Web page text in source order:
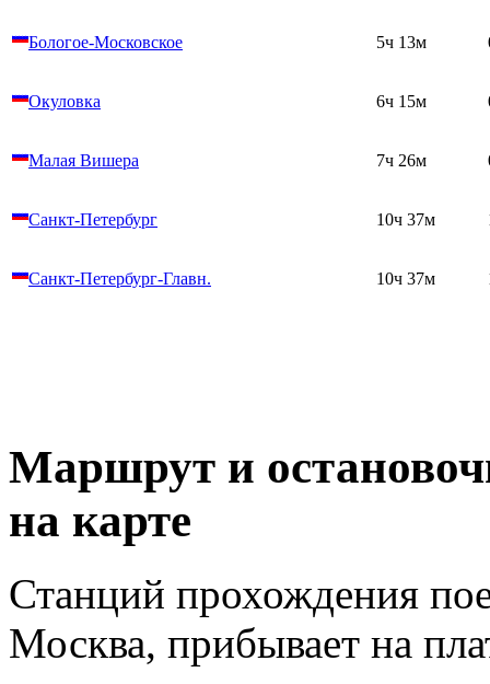
Бологое-Московское 5ч 13м
Окуловка 6ч 15м
Малая Вишера 7ч 26м
Санкт-Петербург 10ч 37м
Санкт-Петербург-Главн. 10ч 37м
Маршрут и
на карте
Станций прохождения
Москва, прибывает на